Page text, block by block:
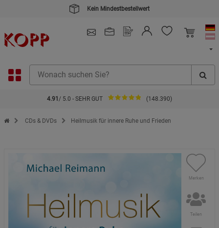
Kein Mindestbestellwert
4.91 / 5.0 - SEHR GUT (148.390)
Zur Startseite des Kopp Verlag Online-Shop
CDs & DVDs Heilmusik für innere Ruhe und Frieden
Merken
Teilen